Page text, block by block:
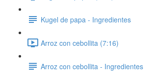
Kugel de papa - Ingredientes
Arroz con cebollita (7:16)
Arroz con cebollita - Ingredientes